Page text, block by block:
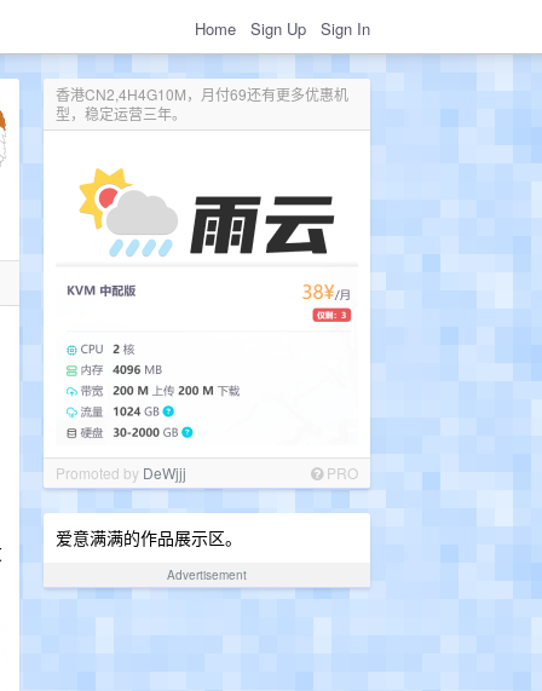
Home Sign Up Sign In
香港CN2,4H4G10M，月付69还有更多优惠机
型，稳定运营三年。
Promoted by DeWjjj PRO
爱意满满的作品展示区。
Advertisement